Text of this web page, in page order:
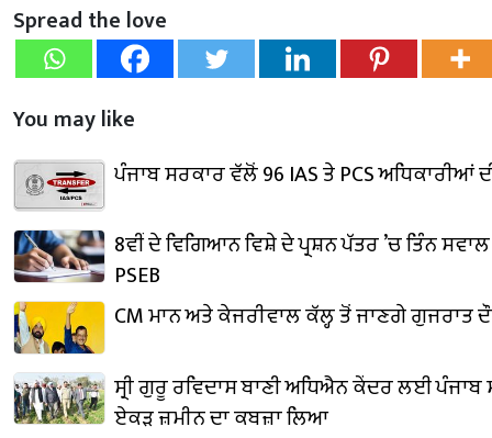
Spread the love
You may like
ਪੰਜਾਬ ਸਰਕਾਰ ਵੱਲੋਂ 96 IAS ਤੇ PCS
8ਵੀਂ ਦੇ ਵਿਗਿਆਨ ਵਿਸ਼ੇ ਦੇ ਪ੍ਰਸ਼ਨ ਪੱਤਰ ’ਚ ਤਿੰਨ
PSEB
CM ਮਾਨ ਅਤੇ ਕੇਜਰੀਵਾਲ ਕੱਲ੍ਹ ਤੋਂ ਜਾਣਗੇ ਗੁਜਰਾਤ
ਸ੍ਰੀ ਗੁਰੂ ਰਵਿਦਾਸ ਬਾਣੀ ਅਧਿਐਨ ਕੇਂਦਰ ਲਈ ਪੰਜਾਬ
ਏਕੜ ਜ਼ਮੀਨ ਦਾ ਕਬਜ਼ਾ ਲਿਆ